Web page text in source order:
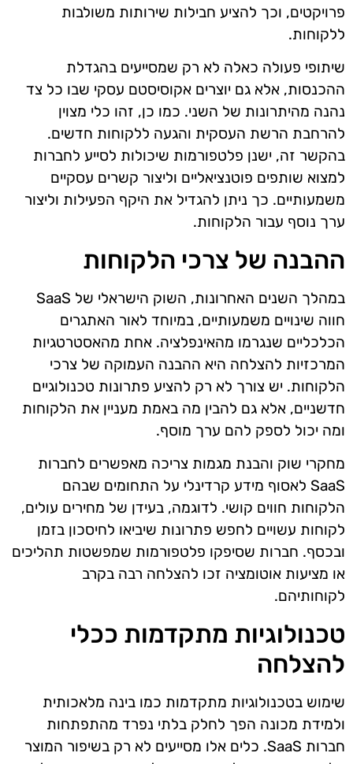
פרויקטים, וכך להציע חבילות שירותות משולבות
ללקוחות.
שיתופי פעולה כאלה לא רק שמסייעים בהגדלת
ההכנסות, אלא גם יוצרים אקוסיסטם עסקי שבו כל צד
נהנה מהיתרונות של השני. כמו כן, זהו כלי מצוין
להרחבת הרשת העסקית והגעה ללקוחות חדשים.
בהקשר זה, ישנן פלטפורמות שיכולות לסייע לחברות
למצוא שותפים פוטנציאליים וליצור קשרים עסקיים
משמעותיים. כך ניתן להגדיל את היקף הפעילות וליצור
ערך נוסף עבור הלקוחות.
ההבנה של צרכי הלקוחות
במהלך השנים האחרונות, השוק הישראלי של SaaS
חווה שינויים משמעותיים, במיוחד לאור האתגרים
הכלכליים שנגרמו מהאינפלציה. אחת מהאסטרטגיות
המרכזיות להצלחה היא ההבנה העמוקה של צרכי
הלקוחות. יש צורך לא רק להציע פתרונות טכנולוגיים
חדשניים, אלא גם להבין מה באמת מעניין את הלקוחות
ומה יכול לספק להם ערך מוסף.
מחקרי שוק והבנת מגמות צריכה מאפשרים לחברות
SaaS לאסוף מידע קרדינלי על התחומים שבהם
הלקוחות חווים קושי. לדוגמה, בעידן של מחירים עולים,
לקוחות עשויים לחפש פתרונות שיביאו לחיסכון בזמן
ובכסף. חברות שסיפקו פלטפורמות שמפשטות תהליכים
או מציעות אוטומציה זכו להצלחה רבה בקרב
לקוחותיהם.
טכנולוגיות מתקדמות ככלי
להצלחה
שימוש בטכנולוגיות מתקדמות כמו בינה מלאכותית
ולמידת מכונה הפך לחלק בלתי נפרד מהתפתחות
חברות SaaS. כלים אלו מסייעים לא רק בשיפור המוצר